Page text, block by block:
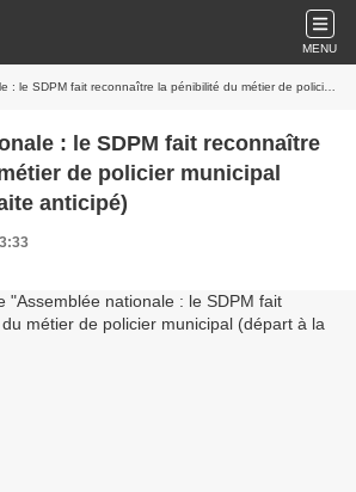
MENU
fait reconnaître la pénibilité du métier de policier municipal (départ à la retraite anticipé)
: le SDPM fait reconnaître
de policier municipal
anticipé)